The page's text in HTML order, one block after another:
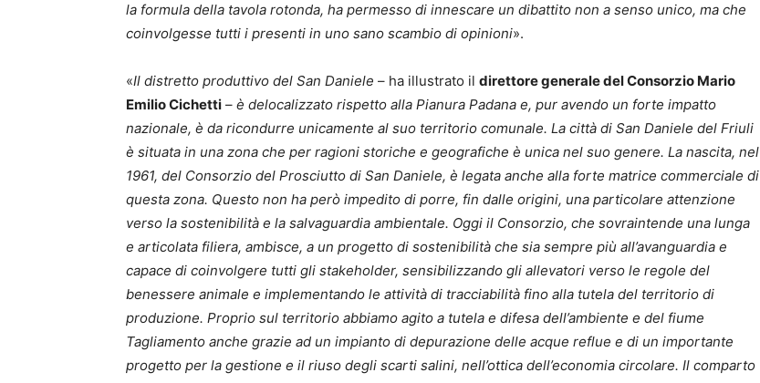
la formula della tavola rotonda, ha permesso di innescare un dibattito non a senso unico, ma che
coinvolgesse tutti i presenti in uno sano scambio di opinioni».
«Il distretto produttivo del San Daniele – ha illustrato il direttore generale del Consorzio Mario
Emilio Cichetti – è delocalizzato rispetto alla Pianura Padana e, pur avendo un forte impatto
nazionale, è da ricondurre unicamente al suo territorio comunale. La città di San Daniele del Friuli
è situata in una zona che per ragioni storiche e geografiche è unica nel suo genere. La nascita, nel
1961, del Consorzio del Prosciutto di San Daniele, è legata anche alla forte matrice commerciale di
questa zona. Questo non ha però impedito di porre, fin dalle origini, una particolare attenzione
verso la sostenibilità e la salvaguardia ambientale. Oggi il Consorzio, che sovraintende una lunga
e articolata filiera, ambisce, a un progetto di sostenibilità che sia sempre più all’avanguardia e
capace di coinvolgere tutti gli stakeholder, sensibilizzando gli allevatori verso le regole del
benessere animale e implementando le attività di tracciabilità fino alla tutela del territorio di
produzione. Proprio sul territorio abbiamo agito a tutela e difesa dell’ambiente e del fiume
Tagliamento anche grazie ad un impianto di depurazione delle acque reflue e di un importante
progetto per la gestione e il riuso degli scarti salini, nell’ottica dell’economia circolare. Il comparto